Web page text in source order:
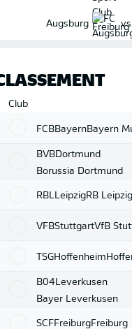
Augsburg
Club
FCBBayernBayern
BVBDortmund
Borussia Dortmund
RBLLeipzigRB Leipzig
VFBStuttgartVfB
TSGHoffenheim
B04Leverkusen
Bayer Leverkusen
SCFFreiburgFreiburg